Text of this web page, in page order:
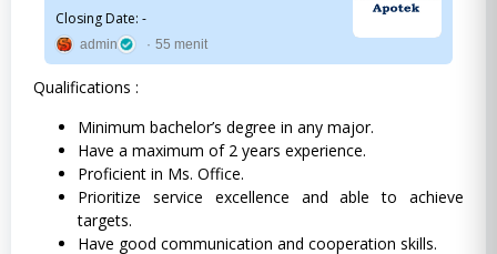
Closing Date: -
admin 55 menit
Qualifications :
Minimum bachelor’s degree in any major.
Have a maximum of 2 years experience.
Proficient in Ms. Office.
Prioritize service excellence and able to achieve
targets.
Have good communication and cooperation skills.